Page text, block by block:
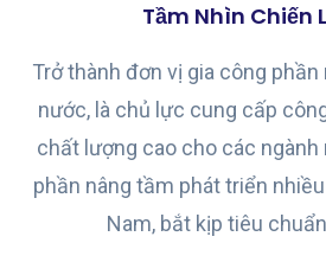
Tầm Nhìn Chiến
Trở thành đơn vị gia công
nước, là chủ lực cung cấp
chất lượng cao cho các ngành
phần nâng tầm phát triển
Nam, bắt kịp tiêu